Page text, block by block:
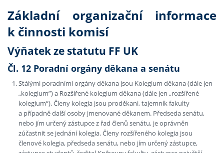
Základní organizační informace
k činnosti komisí
Výňatek ze statutu FF UK
Čl. 12 Poradní orgány děkana a senátu
Stálými poradními orgány děkana jsou Kolegium děkana (dále jen
„kolegium”) a Rozšířené kolegium děkana (dále jen „rozšířené
kolegium“). Členy kolegia jsou proděkani, tajemník fakulty
a případně další osoby jmenované děkanem. Předseda senátu,
nebo jím určený zástupce z řad členů senátu, je oprávněn
zúčastnit se jednání kolegia. Členy rozšířeného kolegia jsou
členové kolegia, předseda senátu, nebo jím určený zástupce,